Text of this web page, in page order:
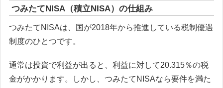
つみたてNISA（積立NISA）の仕組み
つみたてNISAは、国が2018年から推進している税制優遇
制度のひとつです。
通常は投資で利益が出ると、利益に対して20.315％の税
金がかかります。しかし、つみたてNISAなら要件を満た